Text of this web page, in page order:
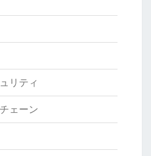
リティ
ェーン